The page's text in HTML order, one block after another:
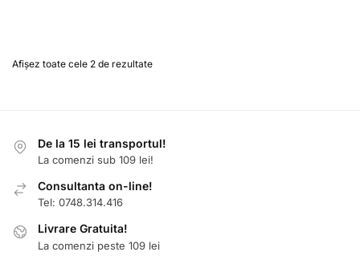
Afișez toate cele 2 de rezultate
De la 15 lei transportul!
La comenzi sub 109 lei!
Consultanta on-line!
Tel: 0748.314.416
Livrare Gratuita!
La comenzi peste 109 lei